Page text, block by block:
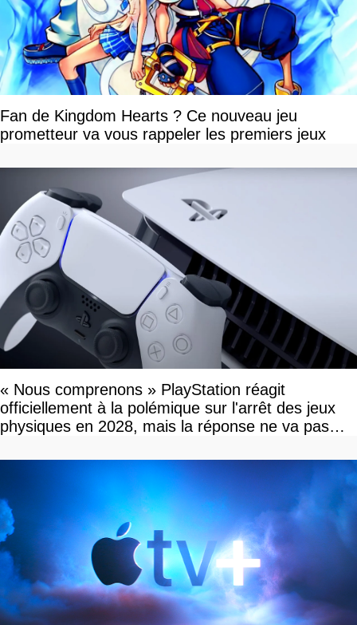
Fan de Kingdom Hearts ? Ce nouveau jeu
prometteur va vous rappeler les premiers jeux
« Nous comprenons » PlayStation réagit
officiellement à la polémique sur l'arrêt des jeux
physiques en 2028, mais la réponse ne va pas